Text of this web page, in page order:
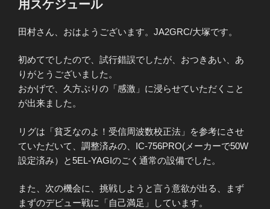
用スケジュール
田村さん、おはようございます。JA2GRC/大塚です。
初めてでしたので、試行錯誤でしたが、おつきあい、あ
りがとうございました。
おかげで、久方ぶりの「感激」に浸らせていただくこと
が出来ました。
リグは「貧乏なのよ！受信周波数校正法」を参考にさせ
ていただいて、調整済みの、IC-756PRO(メーカーで50W
設定済み）と5EL-YAGIのごく通常の設備でした。
また、次の機会に、挑戦しようと言う意欲が出る、まず
まずのデビュー戦に「自己満足」しています。